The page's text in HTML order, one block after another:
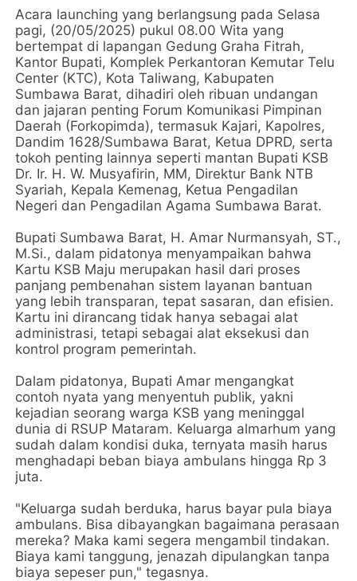
Acara launching yang berlangsung pada Selasa
pagi, (20/05/2025) pukul 08.00 Wita yang
bertempat di lapangan Gedung Graha Fitrah,
Kantor Bupati, Komplek Perkantoran Kemutar Telu
Center (KTC), Kota Taliwang, Kabupaten
Sumbawa Barat, dihadiri oleh ribuan undangan
dan jajaran penting Forum Komunikasi Pimpinan
Daerah (Forkopimda), termasuk Kajari, Kapolres,
Dandim 1628/Sumbawa Barat, Ketua DPRD, serta
tokoh penting lainnya seperti mantan Bupati KSB
Dr. Ir. H. W. Musyafirin, MM, Direktur Bank NTB
Syariah, Kepala Kemenag, Ketua Pengadilan
Negeri dan Pengadilan Agama Sumbawa Barat.
Bupati Sumbawa Barat, H. Amar Nurmansyah, ST.,
M.Si., dalam pidatonya menyampaikan bahwa
Kartu KSB Maju merupakan hasil dari proses
panjang pembenahan sistem layanan bantuan
yang lebih transparan, tepat sasaran, dan efisien.
Kartu ini dirancang tidak hanya sebagai alat
administrasi, tetapi sebagai alat eksekusi dan
kontrol program pemerintah.
Dalam pidatonya, Bupati Amar mengangkat
contoh nyata yang menyentuh publik, yakni
kejadian seorang warga KSB yang meninggal
dunia di RSUP Mataram. Keluarga almarhum yang
sudah dalam kondisi duka, ternyata masih harus
menghadapi beban biaya ambulans hingga Rp 3
juta.
"Keluarga sudah berduka, harus bayar pula biaya
ambulans. Bisa dibayangkan bagaimana perasaan
mereka? Maka kami segera mengambil tindakan.
Biaya kami tanggung, jenazah dipulangkan tanpa
biaya sepeser pun," tegasnya.